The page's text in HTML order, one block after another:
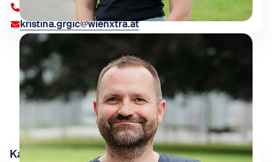
+43 1 909 4000 84381
kristina.grgic@wienxtra.at
Kajetan Koren